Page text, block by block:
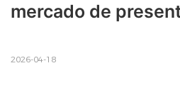
mercado de
2026-04-18